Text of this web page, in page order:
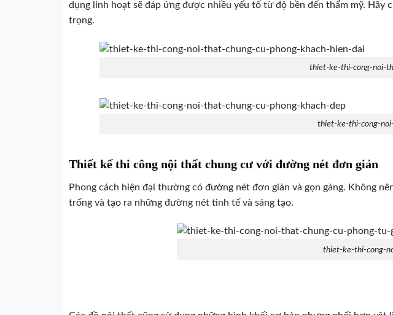
dụng linh hoạt sẽ đáp ứng được nhiều yếu tố từ độ bền đến thẩm mỹ.
trọng.
thiet-ke-thi-cong-noi-
thiet-ke-thi-cong-
Thiết kế thi công nội thất chung cư với đường nét đơn giản
Phong cách hiện đại thường có đường nét đơn giản và gọn gàng. Không
trống và tạo ra những đường nét tinh tế và sáng tạo.
thiet-ke-thi-cong-